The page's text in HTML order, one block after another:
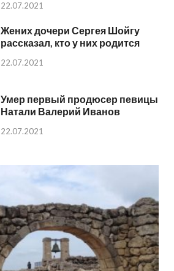
22.07.2021
Жених дочери Сергея Шойгу
рассказал, кто у них родится
22.07.2021
Умер первый продюсер певицы
Натали Валерий Иванов
22.07.2021